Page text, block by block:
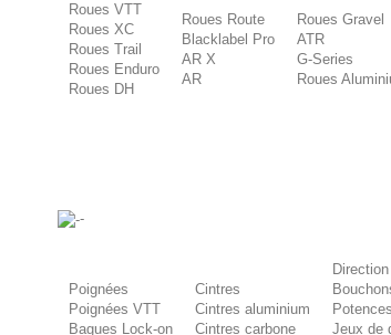
Roues VTT
Roues XC
Roues Trail
Roues Enduro
Roues DH
Roues Route
Blacklabel Pro
AR X
AR
Roues Gravel
ATR
G-Series
Roues
-
Poignées
Poignées VTT
Bagues Lock-on
Cintres
Cintres aluminium
Cintres carbone
Direction
Potences
Jeux de